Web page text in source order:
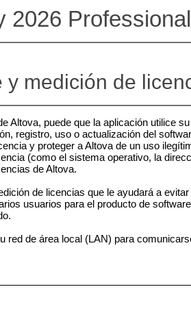
2026
medición de
Altova, puede que la aplicación utilice
registro, uso o actualización del
y proteger a Altova de un uso
(como el sistema operativo, la
de Altova.
de licencias que le ayudará a
usuarios para el producto de
red de área local (LAN) para